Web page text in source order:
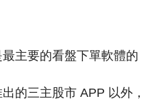
主要的看盤下單軟體的
的三主股市 APP 以外，